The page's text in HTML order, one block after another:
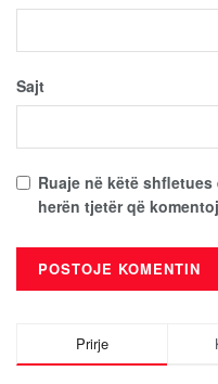
Sajt
Ruaje në këtë
herën tjetër që
Prirje